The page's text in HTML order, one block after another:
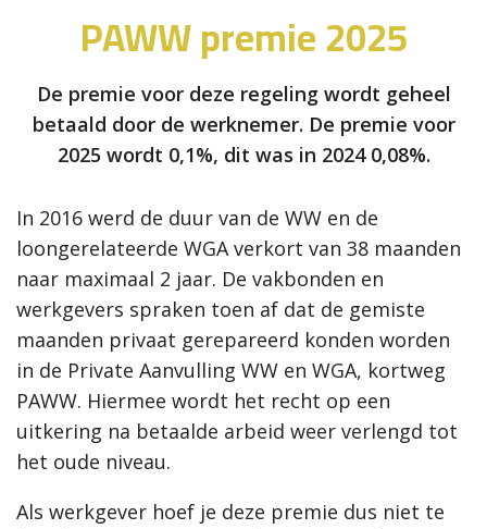
PAWW premie 2025
De premie voor deze regeling wordt geheel
betaald door de werknemer. De premie voor
2025 wordt 0,1%, dit was in 2024 0,08%.
In 2016 werd de duur van de WW en de
loongerelateerde WGA verkort van 38 maanden
naar maximaal 2 jaar. De vakbonden en
werkgevers spraken toen af dat de gemiste
maanden privaat gerepareerd konden worden
in de Private Aanvulling WW en WGA, kortweg
PAWW. Hiermee wordt het recht op een
uitkering na betaalde arbeid weer verlengd tot
het oude niveau.
Als werkgever hoef je deze premie dus niet te